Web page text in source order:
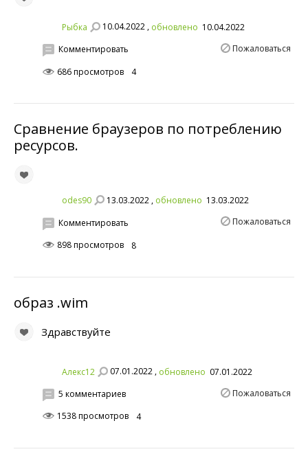
Рыбка 10.04.2022 , обновлено 10.04.2022
Пожаловаться
Комментировать
686 просмотров
4
Сравнение браузеров по потреблению
ресурсов.
odes90 13.03.2022 , обновлено 13.03.2022
Пожаловаться
Комментировать
898 просмотров
8
образ .wim
Здравствуйте
Алекс12 07.01.2022 , обновлено 07.01.2022
Пожаловаться
5 комментариев
1538 просмотров
4